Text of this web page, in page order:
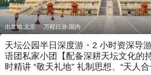
出发地:北京 万程日游-国内
天坛公园半日深度游・2 小时资深导
语团私家小团【配备深耕天坛文化的
时精讲 “敬天礼地” 礼制思想、“天人合